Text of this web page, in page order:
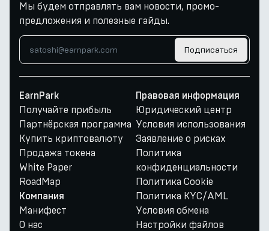
Мы будем отправлять вам новости, промо-
предложения и полезные гайды.
Подписаться
EarnPark
Получайте прибыль
Партнёрская программа
Купить криптовалюту
Продажа токена
White Paper
RoadMap
Компания
Манифест
О нас
Правовая информация
Юридический центр
Условия использования
Заявление о рисках
Политика
конфиденциальности
Политика Cookie
Политика KYC/AML
Условия обмена
Настройки файлов